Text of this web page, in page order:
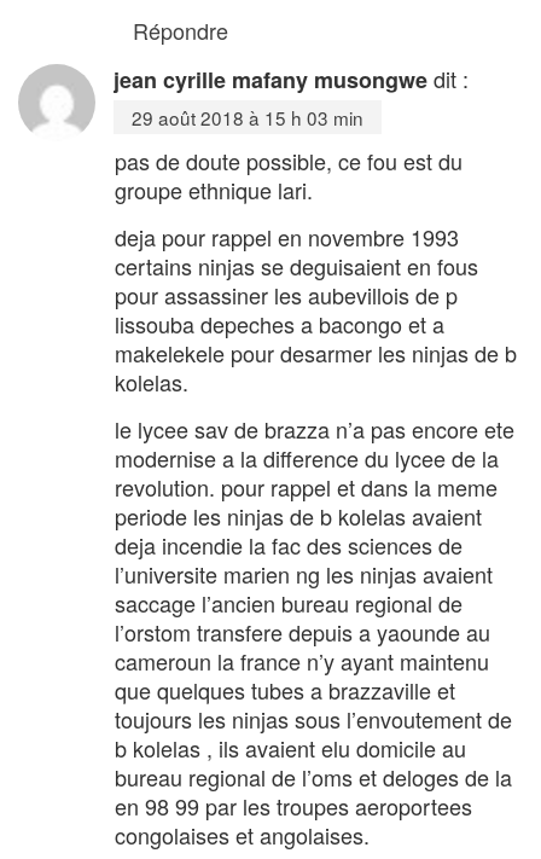
Répondre
jean cyrille mafany musongwedit :
29 août 2018 à 15 h 03 min
pas de doute possible, ce fou est du
groupe ethnique lari.
deja pour rappel en novembre 1993
certains ninjas se deguisaient en fous
pour assassiner les aubevillois de p
lissouba depeches a bacongo et a
makelekele pour desarmer les ninjas de b
kolelas.
le lycee sav de brazza n’a pas encore ete
modernise a la difference du lycee de la
revolution. pour rappel et dans la meme
periode les ninjas de b kolelas avaient
deja incendie la fac des sciences de
l’universite marien ng les ninjas avaient
saccage l’ancien bureau regional de
l’orstom transfere depuis a yaounde au
cameroun la france n’y ayant maintenu
que quelques tubes a brazzaville et
toujours les ninjas sous l’envoutement de
b kolelas , ils avaient elu domicile au
bureau regional de l’oms et deloges de la
en 98 99 par les troupes aeroportees
congolaises et angolaises.